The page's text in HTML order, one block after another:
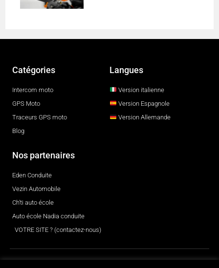
Catégories
Intercom moto
GPS Moto
Traceurs GPS moto
Blog
Langues
Version italienne
Version Espagnole
Version Allemande
Nos partenaires
Eden Conduite
Vezin Automobile
Ch'ti auto école
Auto école Nadia conduite
VOTRE SITE ? (contactez-nous)